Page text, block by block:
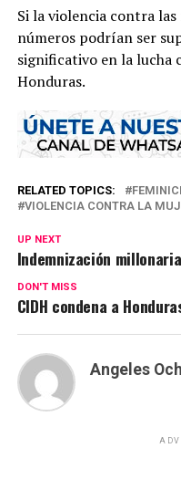
Si la violencia contra
números podrían ser
significativo en la lucha
Honduras.
RELATED TOPICS:
VIOLENCIA CONTRA LA
UP NEXT
Indemnización
DON'T MISS
CIDH condena a
Angeles